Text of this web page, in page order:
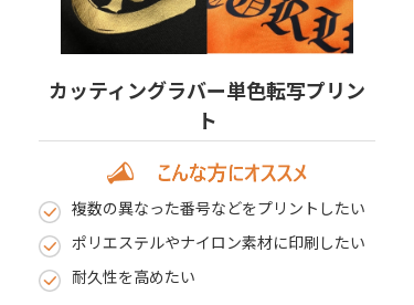
カッティングラバー単色転写プリン
ト
複数の異なった番号などをプリントしたい
ポリエステルやナイロン素材に印刷したい
耐久性を高めたい